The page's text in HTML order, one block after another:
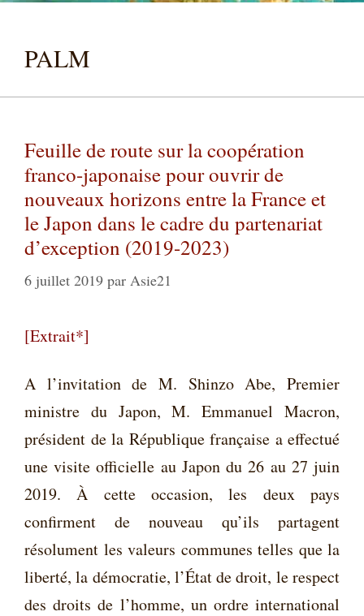
PALM
Feuille de route sur la coopération
franco-japonaise pour ouvrir de
nouveaux horizons entre la France et
le Japon dans le cadre du partenariat
d’exception (2019-2023)
6 juillet 2019 par Asie21
[Extrait*]
A l’invitation de M. Shinzo Abe, Premier
ministre du Japon, M. Emmanuel Macron,
président de la République française a effectué
une visite officielle au Japon du 26 au 27 juin
2019. À cette occasion, les deux pays
confirment de nouveau qu’ils partagent
résolument les valeurs communes telles que la
liberté, la démocratie, l’État de droit, le respect
des droits de l’homme, un ordre international